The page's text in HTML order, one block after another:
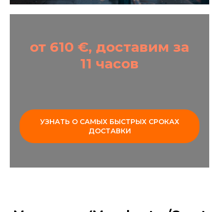
от 610 €, доставим за
11 часов
УЗНАТЬ О САМЫХ БЫСТРЫХ СРОКАХ
ДОСТАВКИ